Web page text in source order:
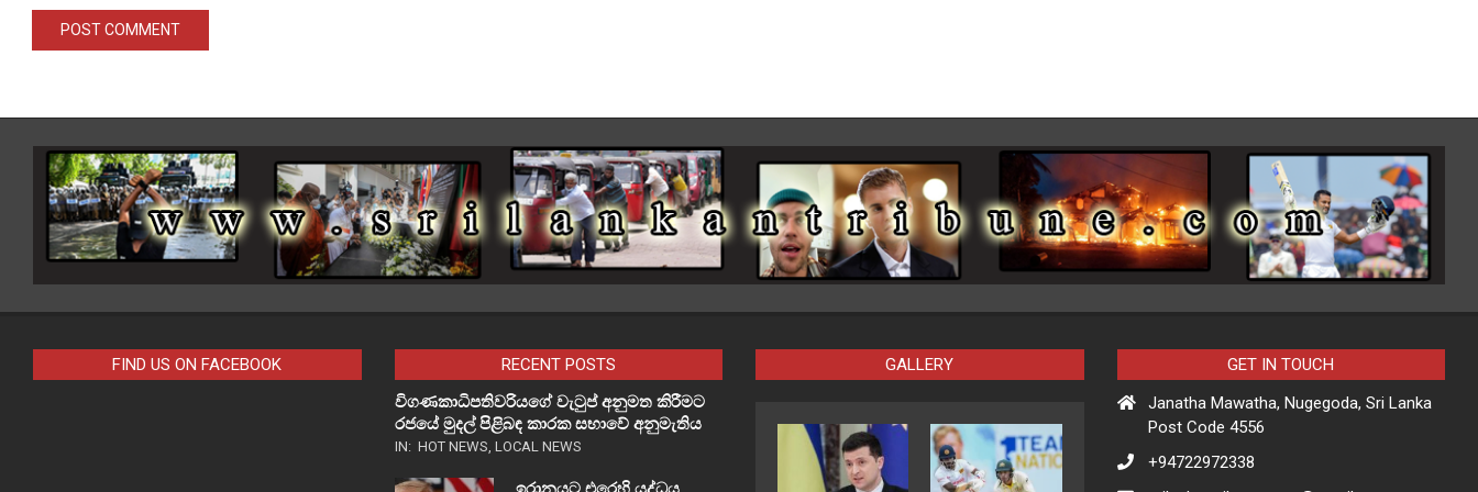
FIND US ON FACEBOOK
RECENT POSTS
විගණකාධිපතිවරියගේ වැටුප් අනුමත කිරීමට
රජයේ මුදල් පිළිබඳ කාරක සභාවේ අනුමැතිය
IN: HOT NEWS, LOCAL NEWS
GALLERY
GET IN TOUCH
Janatha Mawatha, Nugegoda, Sri Lanka
Post Code 4556
+94722972338